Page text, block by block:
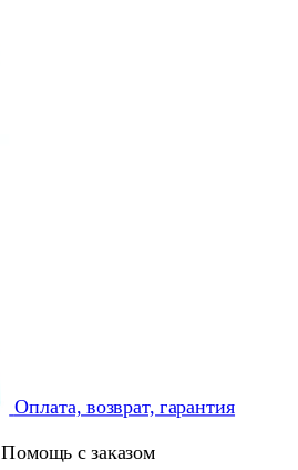
Оплата, возврат, гарантия
Помощь с заказом